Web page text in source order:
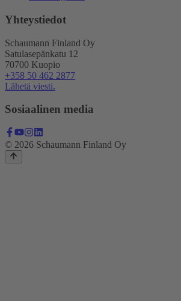
Yhteystiedot
Schaumann Finland Oy
Satulasepänkatu 12
70700 Kuopio
+358 50 462 2877
Lähetä viesti.
Sosiaalinen media
© 2026 Schaumann Finland Oy